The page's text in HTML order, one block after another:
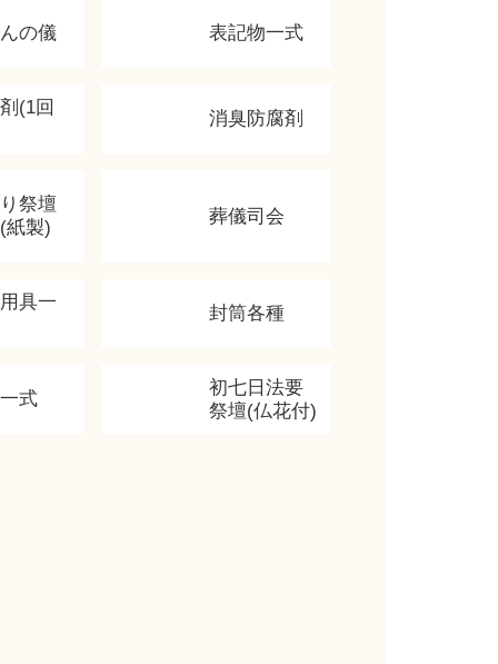
の儀 表記物一式
(1回
消臭防腐剤
祭壇
紙製)
葬儀司会
具一
封筒各種
式
初七日法要
祭壇(仏花付)